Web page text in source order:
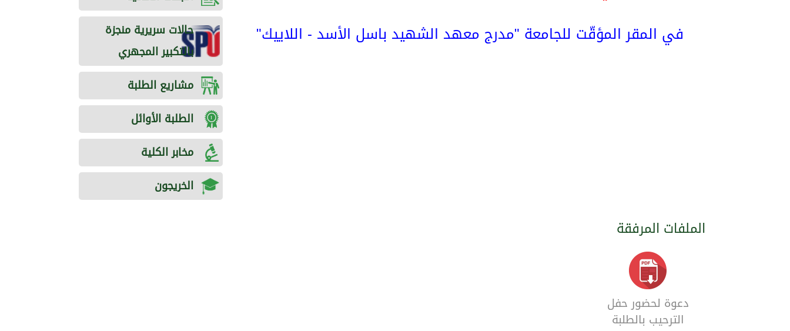
حالات سريرية منجزة
بالتكبير المجهري
مشاريع الطلبة
الطلبة الأوائل
مخابر الكلية
الخريجون
في المقر المؤقّت للجامعة "مدرج معهد الشهيد باسل الأسد - اللاييك"
الملفات المرفقة
دعوة لحضور حفل
الترحيب بالطلبة